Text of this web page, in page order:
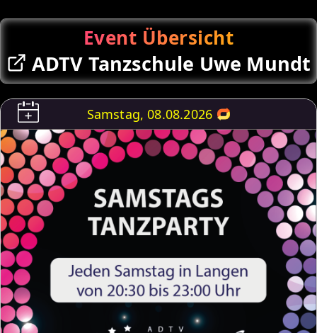
Event Übersicht
ADTV Tanzschule Uwe Mundt
Samstag, 08.08.2026